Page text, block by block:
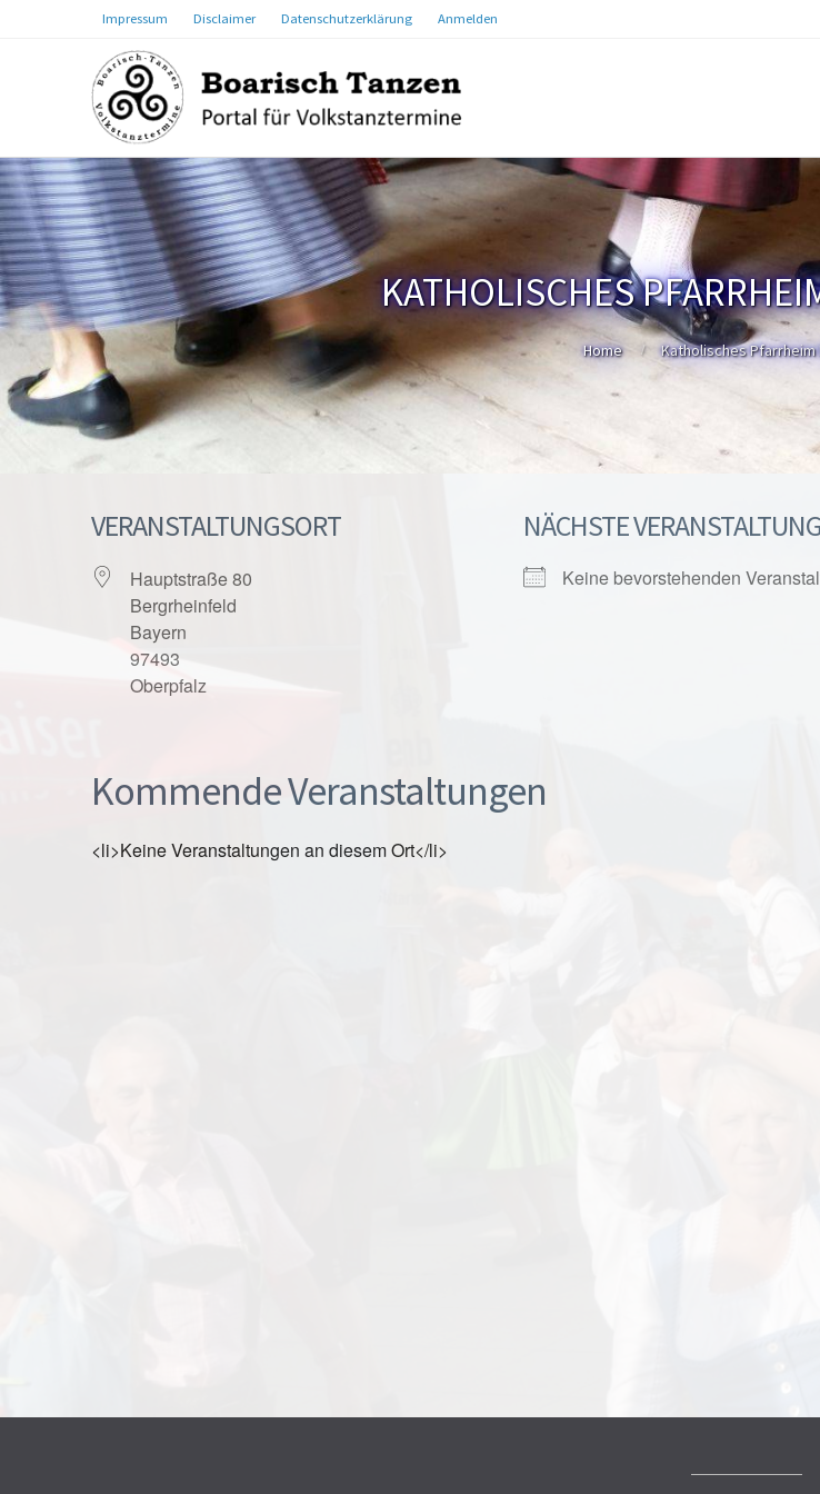
Impressum Disclaimer Datenschutzerklärung Anmelden
KATHOLISCHES
Home Katholisches
VERANSTALTUNGSORT
Hauptstraße 80
Bergrheinfeld
Bayern
97493
Oberpfalz
NÄCHSTE VERANSTALTUNG
Keine bevorstehenden
Kommende Veranstaltungen
<li>Keine Veranstaltungen an diesem Ort</li>